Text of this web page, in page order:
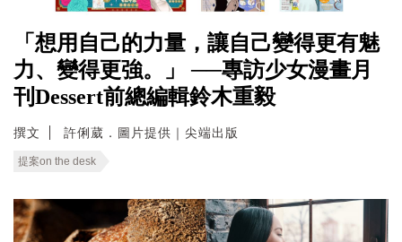
「想用自己的力量，讓自己變得更有魅
力、變得更強。」 ──專訪少女漫畫月
刊Dessert前總編輯鈴木重毅
撰文 許俐葳．圖片提供｜尖端出版
提案on the desk